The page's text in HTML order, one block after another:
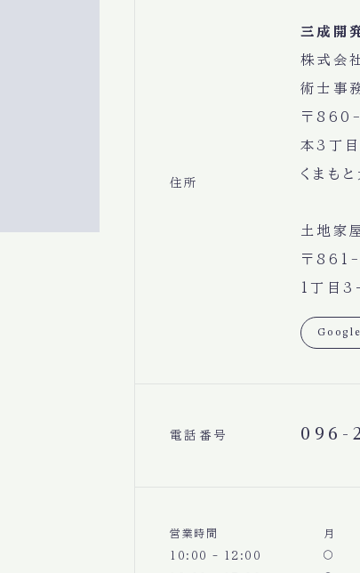
住所
三成開
株式会
術士事
〒860-
本3丁
くまも
土地家
〒861-
1丁目
電話番号 096-
営業時間 月
10:00 - 12:00